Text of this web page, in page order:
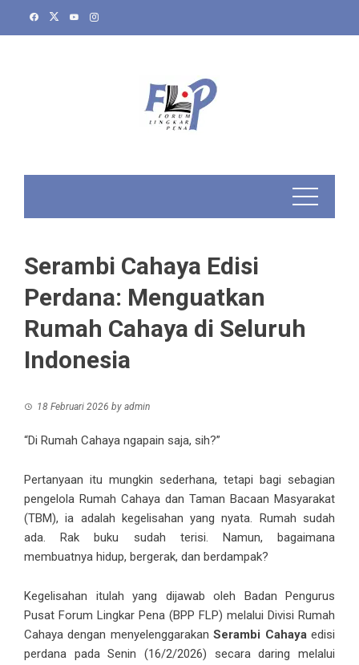
Serambi Cahaya Edisi
Perdana: Menguatkan
Rumah Cahaya di Seluruh
Indonesia
18 Februari 2026 by admin
“Di Rumah Cahaya ngapain saja, sih?”
Pertanyaan itu mungkin sederhana, tetapi bagi sebagian
pengelola Rumah Cahaya dan Taman Bacaan Masyarakat
(TBM), ia adalah kegelisahan yang nyata. Rumah sudah
ada. Rak buku sudah terisi. Namun, bagaimana
membuatnya hidup, bergerak, dan berdampak?
Kegelisahan itulah yang dijawab oleh Badan Pengurus
Pusat Forum Lingkar Pena (BPP FLP) melalui Divisi Rumah
Cahaya dengan menyelenggarakanSerambi Cahayaedisi
perdana pada Senin (16/2/2026) secara daring melalui